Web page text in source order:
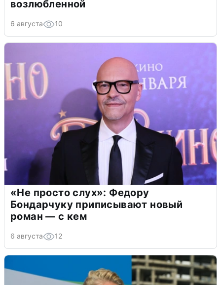
возлюбленной
6 августа 10
«Не просто слух»: Федору
Бондарчуку приписывают новый
роман — с кем
6 августа 12